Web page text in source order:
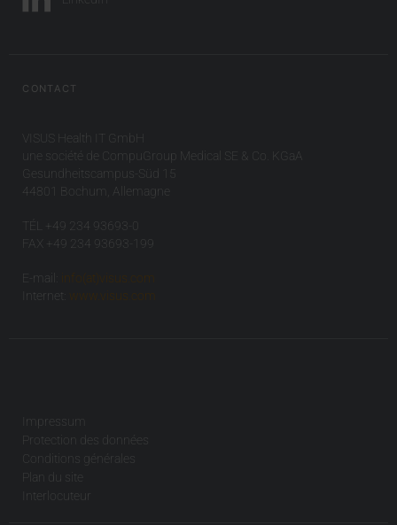
CONTACT
VISUS Health IT GmbH
une société de CompuGroup Medical SE & Co. KGaA
Gesundheitscampus-Süd 15
44801 Bochum, Allemagne
TÉL +49 234 93693-0
FAX +49 234 93693-199
E-mail:
info(at)visus.com
Internet:
www.visus.com
Impressum
Protection des données
Conditions générales
Plan du site
Interlocuteur